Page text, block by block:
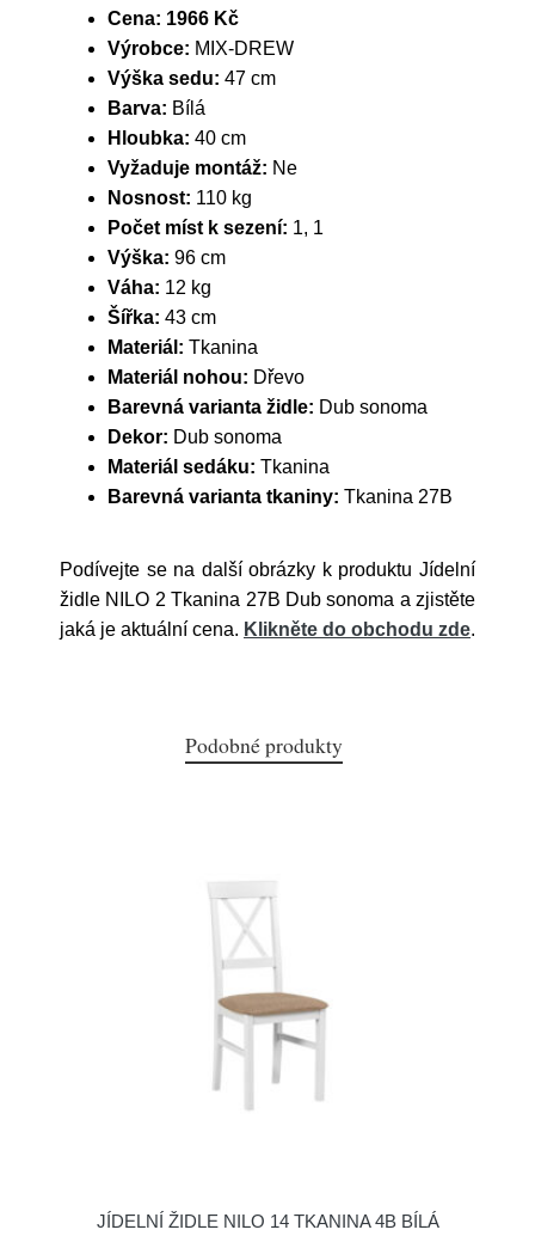
Cena: 1966 Kč
Výrobce: MIX-DREW
Výška sedu: 47 cm
Barva: Bílá
Hloubka: 40 cm
Vyžaduje montáž: Ne
Nosnost: 110 kg
Počet míst k sezení: 1, 1
Výška: 96 cm
Váha: 12 kg
Šířka: 43 cm
Materiál: Tkanina
Materiál nohou: Dřevo
Barevná varianta židle: Dub sonoma
Dekor: Dub sonoma
Materiál sedáku: Tkanina
Barevná varianta tkaniny: Tkanina 27B
Podívejte se na další obrázky k produktu Jídelní
židle NILO 2 Tkanina 27B Dub sonoma a zjistěte
jaká je aktuální cena. Klikněte do obchodu zde.
Podobné produkty
JÍDELNÍ ŽIDLE NILO 14 TKANINA 4B BÍLÁ